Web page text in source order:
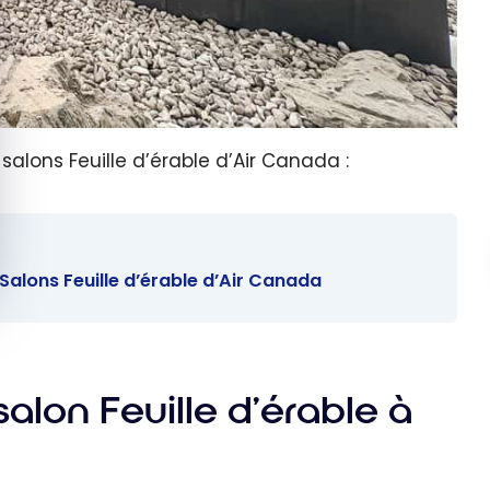
Feuille d’érable d’Air Canada :
Feuille d’érable d’Air Canada
Feuille d’érable à